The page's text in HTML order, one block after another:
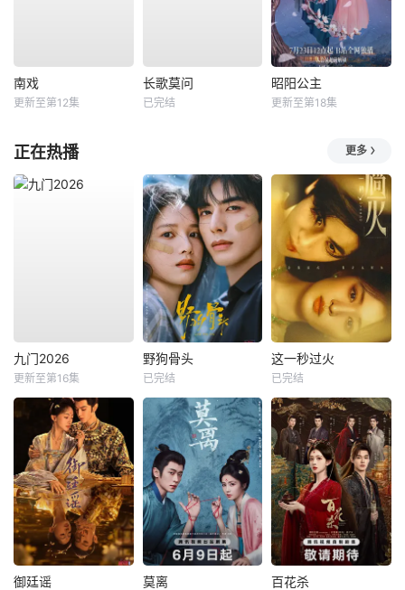
南戏
更新至第12集
长歌莫问
已完结
昭阳公主
更新至第18集
正在热播 更多
九门2026
更新至第16集
野狗骨头
已完结
这一秒过火
已完结
御廷谣 莫离 百花杀